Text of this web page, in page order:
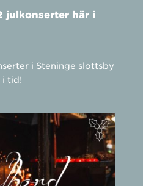
julkonserter här i
i Steninge slottsby
i tid!